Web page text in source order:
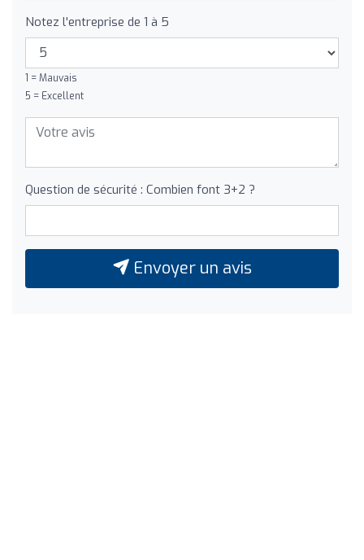
Notez l'entreprise de 1 à 5
1 = Mauvais
5 = Excellent
Question de sécurité : Combien font 3+2 ?
Envoyer un avis